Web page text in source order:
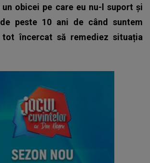
un obicei pe care eu nu-l suport și
peste 10 ani de când suntem
tot încercat să remediez situația